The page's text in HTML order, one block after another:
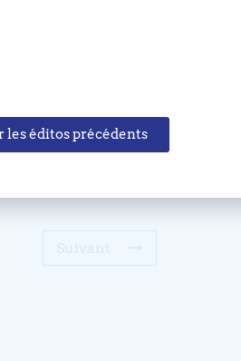
mon Agenda Google
les éditos précédents